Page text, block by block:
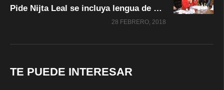
Pide Nijta Leal se incluya lengua de señas mexicana en la salud
28 FEBRERO, 2018
TE PUEDE INTERESAR